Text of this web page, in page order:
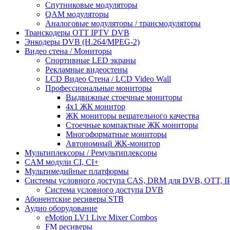
Спутниковые модуляторы
QAM модуляторы
Аналоговые модуляторы / трансмодуляторы
Транскодеры OTT IPTV DVB
Энкодеры DVB (H.264/MPEG-2)
Видео стена / Мониторы
Спортивные LED экраны
Рекламные видеостены
LCD Видео Cтена / LCD Video Wall
Профессиональные мониторы
Выдвижные стоечные мониторы
4x1 ЖК монитор
ЖК мониторы вещательного качества
Стоечные компактные ЖК мониторы
Многоформатные мониторы
Автономный ЖК-монитор
Мультиплексоры / Ремультиплексоры
CAM модули CI, CI+
Мультимедийные платформы
Системы условного доступа CAS, DRM для DVB, OTT,
Система условного доступа DVB
Абонентские ресиверы STB
Аудио оборудование
eMotion LV1 Live Mixer Combos
FM ресиверы